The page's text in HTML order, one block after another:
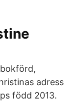
adress
född 2013.